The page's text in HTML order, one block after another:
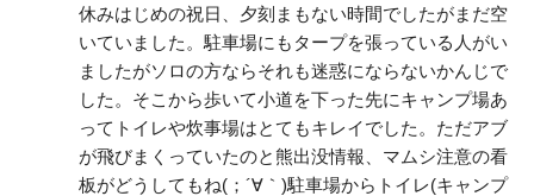
休みはじめの祝日、夕刻まもない時間でしたがまだ空
いていました。駐車場にもタープを張っている人がい
ましたがソロの方ならそれも迷惑にならないかんじで
した。そこから歩いて小道を下った先にキャンプ場あ
ってトイレや炊事場はとてもキレイでした。ただアブ
が飛びまくっていたのと熊出没情報、マムシ注意の看
板がどうしてもね(；´∀｀)駐車場からトイレ(キャンプ